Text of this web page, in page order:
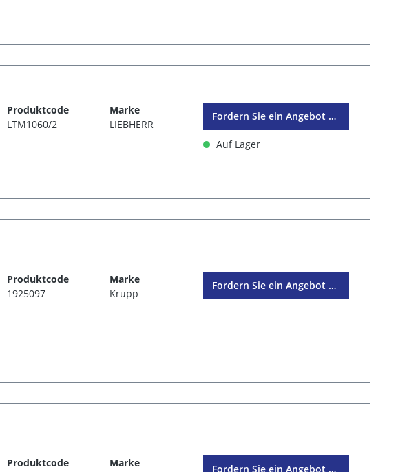
Produktcode
LTM1060/2
Marke
LIEBHERR
Fordern Sie ein Angebot an
Auf Lager
Produktcode
1925097
Marke
Krupp
Fordern Sie ein Angebot an
Produktcode
Marke
Fordern Sie ein Angebot an